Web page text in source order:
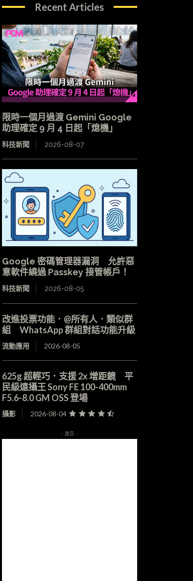
Recent Articles
限時一個月過渡 Gemini Google
助理確定 9 月 4 日起「熄機」
科技新聞 2026-08-07
Google 密碼管理器漏洞 允許惡
意軟件繞過 Passkey 接管帳戶！
科技新聞 2026-08-05
改進投票功能．@所有人．類似群
組 WhatsApp 群組對話功能升級
流動應用 2026-08-05
625g 超輕巧．支援 2x 增距鏡 平
民級遠攝王 Sony FE 100-400mm
F5.6-8.0 GM OSS 登場
攝影 2026-08-04
- 廣告 -